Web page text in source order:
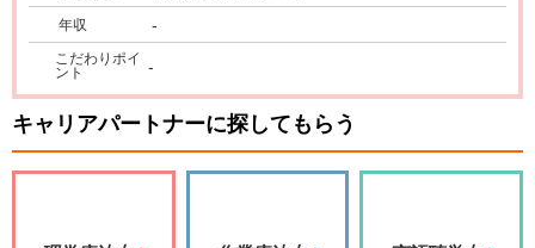
年収 -
こだわりポイ
ント
-
キャリアパートナーに探してもらう